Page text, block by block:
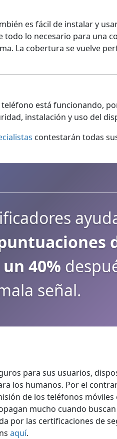
es fácil de instalar y
lo necesario para una
La cobertura se vuelve
está funcionando,
instalación y uso del
contestarán todas
40%
señal.
para sus usuarios,
los humanos. Por el
de los teléfonos móviles
mucho cuando
por las certificaciones de
aquí.